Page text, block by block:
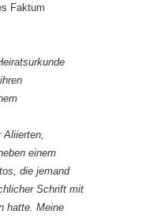
Faktum
einem
die jemand
Schrift mit
hatte. Meine